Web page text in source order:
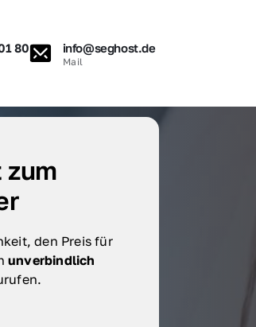
80 info@seghost.de
Mail
den Preis für